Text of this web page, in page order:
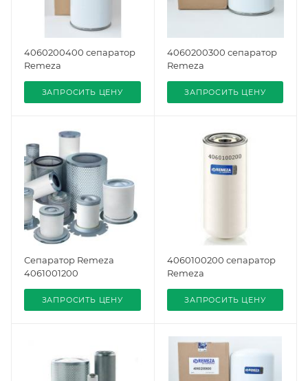
4060200400 сепаратор
Remeza
ЗАПРОСИТЬ ЦЕНУ
4060200300 сепаратор
Remeza
ЗАПРОСИТЬ ЦЕНУ
Сепаратор Remeza
4061001200
ЗАПРОСИТЬ ЦЕНУ
4060100200 сепаратор
Remeza
ЗАПРОСИТЬ ЦЕНУ